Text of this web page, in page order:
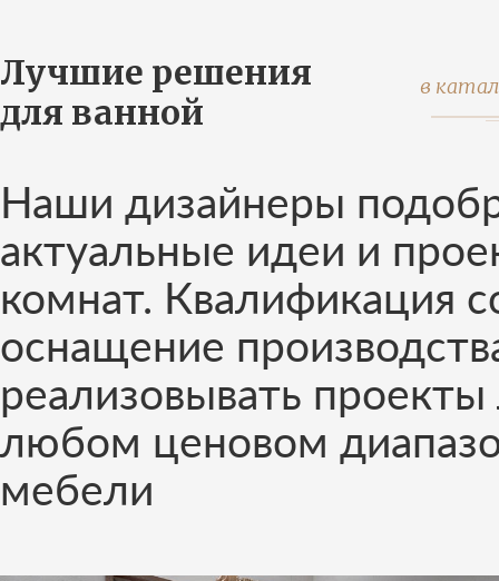
Лучшие решения
для ванной
в
Наши дизайнеры
актуальные идеи и
комнат. Квалификация
оснащение
реализовывать
любом ценовом
мебели